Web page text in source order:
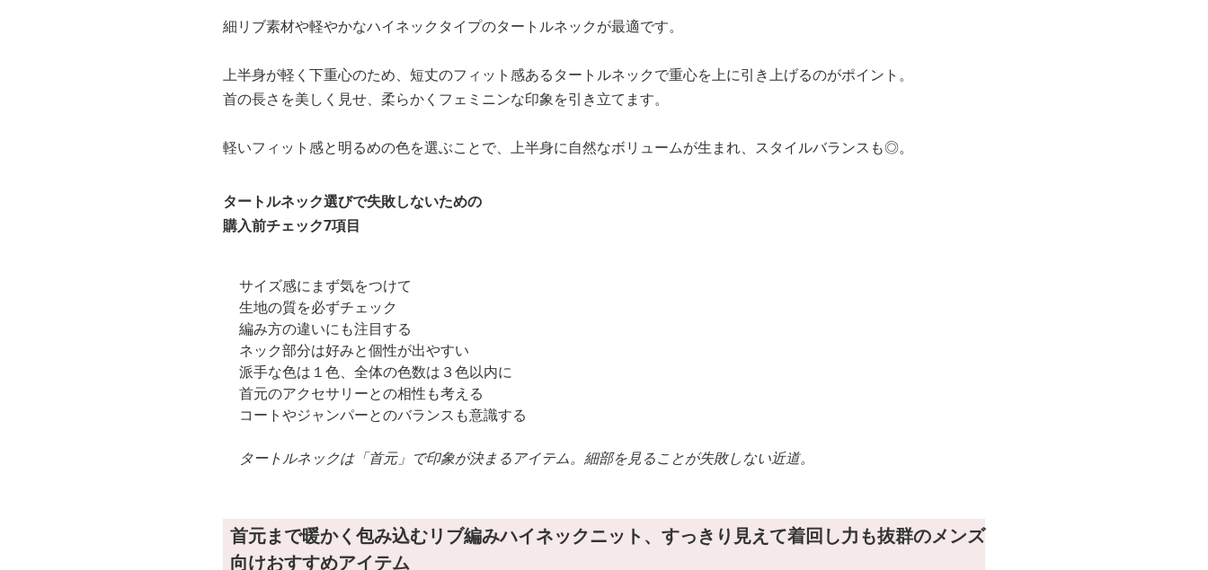
細リブ素材や軽やかなハイネックタイプのタートルネックが最適です。
上半身が軽く下重心のため、短丈のフィット感あるタートルネックで重心を上に引き上げるのがポイント。
首の長さを美しく見せ、柔らかくフェミニンな印象を引き立てます。
軽いフィット感と明るめの色を選ぶことで、上半身に自然なボリュームが生まれ、スタイルバランスも◎。
タートルネック選びで失敗しないための
購入前チェック7項目
サイズ感にまず気をつけて
生地の質を必ずチェック
編み方の違いにも注目する
ネック部分は好みと個性が出やすい
派手な色は１色、全体の色数は３色以内に
首元のアクセサリーとの相性も考える
コートやジャンパーとのバランスも意識する
タートルネックは「首元」で印象が決まるアイテム。細部を見ることが失敗しない近道。
首元まで暖かく包み込むリブ編みハイネックニット、すっきり見えて着回し力も抜群のメンズ
向けおすすめアイテム